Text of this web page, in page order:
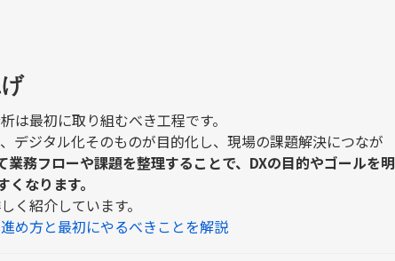
は最初に取り組むべき工程です。
デジタル化そのものが目的化し、現場の課題解決につなが
業務フローや課題を整理することで、 DXの目的やゴールを明
なります。
く紹介しています。
め方と最初にやるべきことを解説